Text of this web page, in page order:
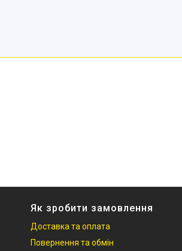
Як зробити замовлення
Доставка та оплата
Повернення та обмін